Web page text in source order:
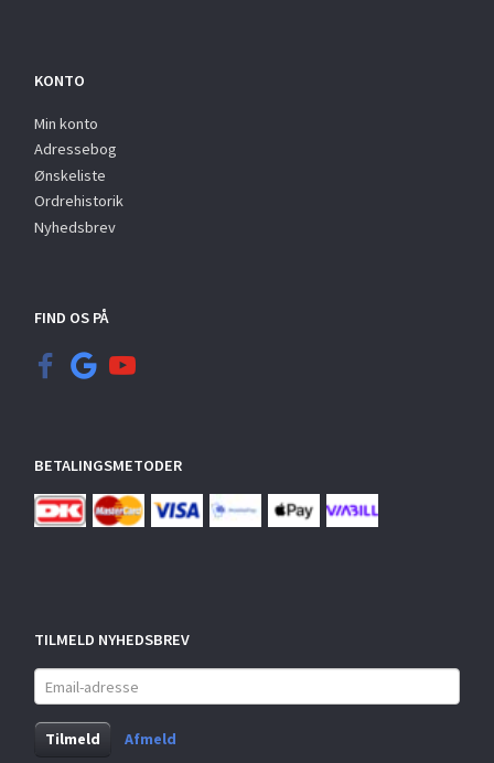
KONTO
Min konto
Adressebog
Ønskeliste
Ordrehistorik
Nyhedsbrev
FIND OS PÅ
BETALINGSMETODER
TILMELD NYHEDSBREV
Email-
adresse
Tilmeld
Afmeld